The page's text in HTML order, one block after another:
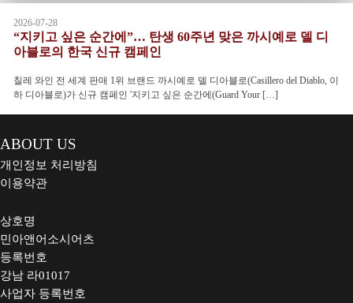
2026-07-28
“지키고 싶은 순간에”… 탄생 60주년 맞은 까시예로 델 디
아블로의 한국 신규 캠페인
칠레 와인 전 세계 판매 1위 브랜드 까시예로 델 디아블로(Casillero del Diablo, 이
하 디아블로)가 신규 캠페인 '지키고 싶은 순간에(Guard Your […]
ABOUT US
개인정보 처리방침
이용약관
상호명
민아앤어소시어츠
등록번호
강남 라01017
사업자 등록번호